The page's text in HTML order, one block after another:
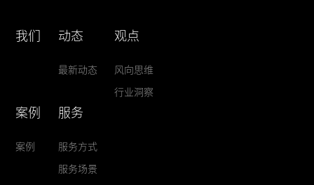
我们 动态
最新动态
观点
风向思维
行业洞察
案例
案例
服务
服务方式
服务场景